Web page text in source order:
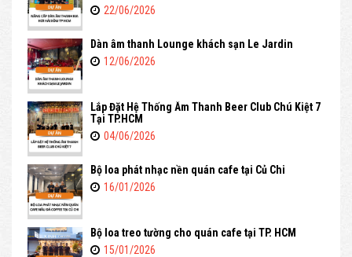
22/06/2026
Dàn âm thanh Lounge khách sạn Le Jardin
12/06/2026
Lắp Đặt Hệ Thống Âm Thanh Beer Club Chú Kiệt 7
Tại TP.HCM
04/06/2026
Bộ loa phát nhạc nền quán cafe tại Củ Chi
16/01/2026
Bộ loa treo tường cho quán cafe tại TP. HCM
15/01/2026